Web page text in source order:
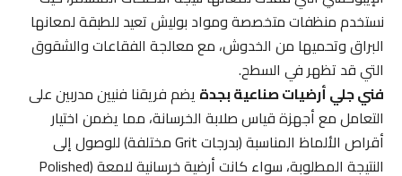
نستخدم منظفات متخصصة ومواد بوليش تعيد للطبقة لمعانها
البراق وتحميها من الخدوش، مع معالجة الفقاعات والشقوق
التي قد تظهر في السطح.
فني جلي أرضيات صناعية بجدةيضم فريقنا فنيين مدربين على
التعامل مع أجهزة قياس صلابة الخرسانة، مما يضمن اختيار
أقراص الألماظ المناسبة (بدرجات Grit مختلفة) للوصول إلى
النتيجة المطلوبة، سواء كانت أرضية خرسانية لامعة (Polished